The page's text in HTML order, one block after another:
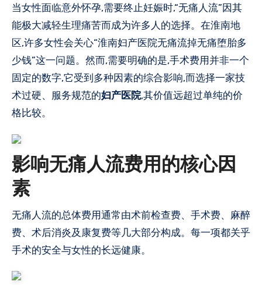
当女性面临意外怀孕,需要终止妊娠时,“无痛人流”因其
能极大减轻生理痛苦而成为许多人的选择。在淮南地
区,许多女性会关心“淮南妇产医院无痛流掉无痛堕胎多
少钱”这一问题。然而,需要明确的是,手术费用并非一个
固定的数字,它受到多种因素的综合影响,而选择一家技
术过硬、服务规范的妇产医院,其价值远超过单纯的价
格比较。
影响无痛人流费用的核心因
素
无痛人流的总体费用通常由术前检查费、手术费、麻醉
费、术后消炎及康复费等几大部分构成。每一项都关乎
手术的安全与女性的长远健康。